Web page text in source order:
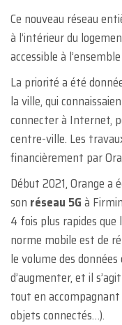
Ce nouveau réseau
à l’intérieur du
accessible à
La priorité a été
la ville, qui
connecter à Internet,
centre-ville. Les
financièrement par
Début 2021, Orange a
son réseau 5Gà
4 fois plus rapides que
norme mobile est de
le volume des
d’augmenter, et il
tout en accompagnant
objets connectés…).